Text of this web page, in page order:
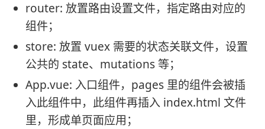
router: 放置路由设置文件，指定路由对应的
组件；
store: 放置 vuex 需要的状态关联文件，设置
公共的 state、mutations 等；
App.vue: 入口组件，pages 里的组件会被插
入此组件中，此组件再插入 index.html 文件
里，形成单页面应用；